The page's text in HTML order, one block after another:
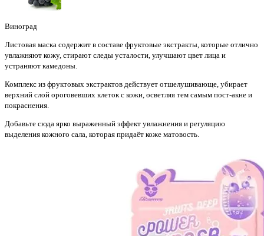
Виноград
Листовая маска содержит в составе фруктовые экстракты, которые отлично
увлажняют кожу, стирают следы усталости, улучшают цвет лица и
устраняют камедоны.
Комплекс из фруктовых экстрактов действует отшелушивающе, убирает
верхний слой ороговевших клеток с кожи, осветляя тем самым пост-акне и
покраснения.
Добавьте сюда ярко выраженный эффект увлажнения и регуляцию
выделения кожного сала, которая придаёт коже матовость.